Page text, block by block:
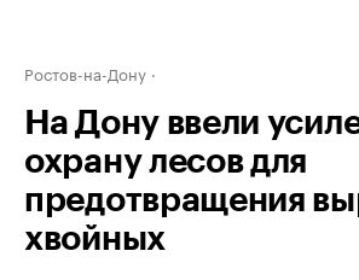
Ростов-на-Дону
На Дону ввели
охрану лесов для
предотвращения
хвойных